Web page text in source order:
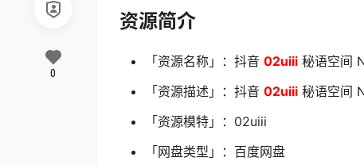
资源简介
「资源名称」：抖音 02uiii 秘语空间
「资源描述」：抖音 02uiii 秘语空间
「资源模特」：02uiii
「网盘类型」：百度网盘
0